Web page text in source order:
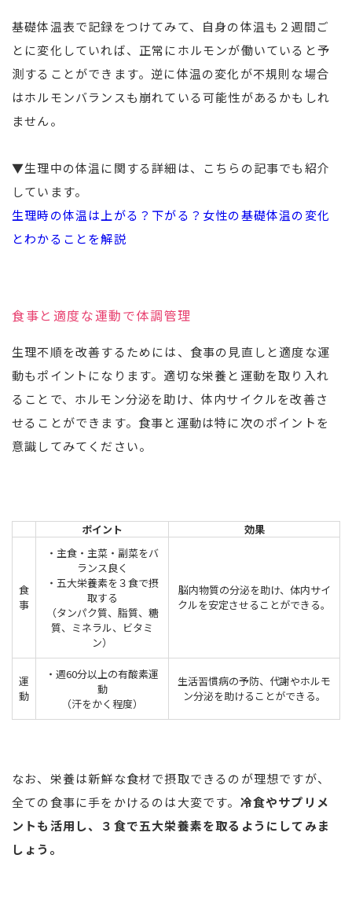
基礎体温表で記録をつけてみて、自身の体温も２週間ご
とに変化していれば、正常にホルモンが働いていると予
測することができます。逆に体温の変化が不規則な場合
はホルモンバランスも崩れている可能性があるかもしれ
ません。
▼生理中の体温に関する詳細は、こちらの記事でも紹介
しています。
生理時の体温は上がる？下がる？女性の基礎体温の変化
とわかることを解説
食事と適度な運動で体調管理
生理不順を改善するためには、食事の見直しと適度な運
動もポイントになります。適切な栄養と運動を取り入れ
ることで、ホルモン分泌を助け、体内サイクルを改善さ
せることができます。食事と運動は特に次のポイントを
意識してみてください。
ポイント 効果
食
事
・主食・主菜・副菜をバ
ランス良く
・五大栄養素を３食で摂
取する
（タンパク質、脂質、糖
質、ミネラル、ビタミ
ン）
脳内物質の分泌を助け、体内サイ
クルを安定させることができる。
運
動
・週60分以上の有酸素運
動
（汗をかく程度）
生活習慣病の予防、代謝やホルモ
ン分泌を助けることができる。
なお、栄養は新鮮な食材で摂取できるのが理想ですが、
全ての食事に手をかけるのは大変です。 冷食やサプリメ
ントも活用し、３食で五大栄養素を取るようにしてみま
しょう。